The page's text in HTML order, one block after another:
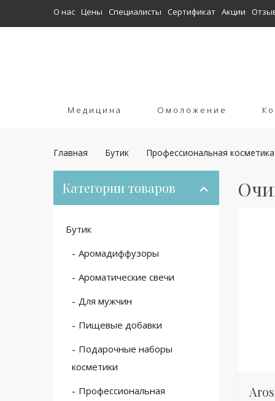
О нас Цены Специалисты Сертификат Акции
Медицина Омоложение
Главная Бутик Профессиональная
Категории товаров
Бутик
Аромадиффузоры
Ароматические свечи
Для мужчин
Пищевые добавки
Подарочные наборы
косметики
Профессиональная